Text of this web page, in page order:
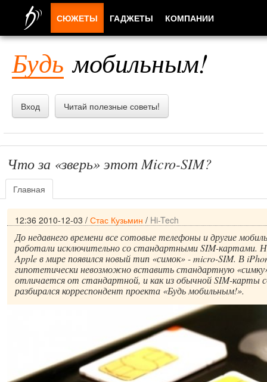
Будь мобильным!
Вход Читай полезные советы!
Что за «зверь» этот Micro-SIM?
Главная
12:36 2010-12-03 / Стас Кузьмин / Hi-Tech
До недавнего времени все сотовые телефоны и другие
работали исключительно со стандартными SIM-картами.
Apple в мире появился новый тип «симок» - micro-SIM. В
гипотетически невозможно вставить стандартную
отличается от стандартной, и как из обычной SIM-карты
разбирался корреспондент проекта «Будь мобильным!».
СЮЖЕТЫ ГАДЖЕТЫ КОМПАНИИ
ПРИЛОЖЕНИЯ